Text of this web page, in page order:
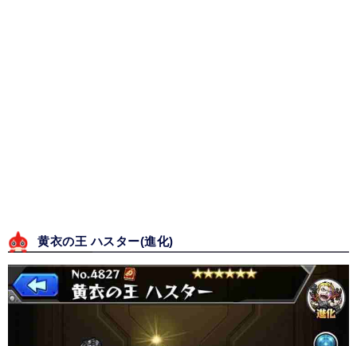
黄衣の王 ハスター(進化)